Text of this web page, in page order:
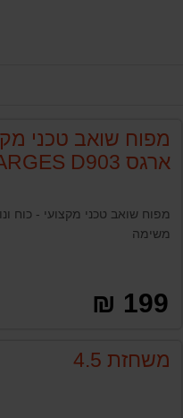
מפוח שואב טכני
ארגס ARGES D903
מפוח שואב טכני מקצועי - כוח
משימה
199 ₪
משחזת 4.5